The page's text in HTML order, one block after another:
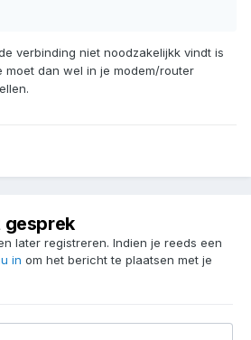
verbinding niet noodzakelijkk vindt is
moet dan wel in je modem/router
gesprek
later registreren. Indien je reeds een
in om het bericht te plaatsen met je